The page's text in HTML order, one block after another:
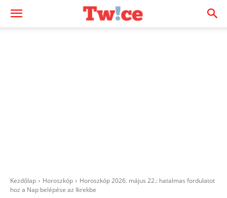
Kezdőlap Horoszkóp
Horoszkóp 2026. május 22.: hatalmas fordulatot
hoz a Nap belépése az Ikrekbe